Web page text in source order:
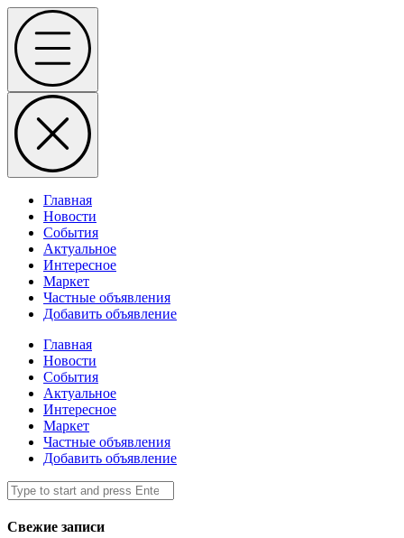
Skip
content
Menu
Главная
Новости
События
Актуальное
Интересное
Маркет
Частные объявления
Добавить объявление
Главная
Новости
События
Актуальное
Интересное
Маркет
Частные объявления
Добавить объявление
Search
for:
Submit
Свежие записи